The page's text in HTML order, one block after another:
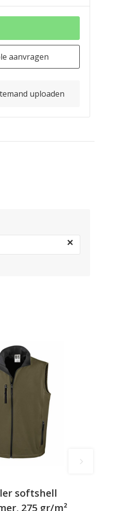
aanvragen
uploaden
×
softshell
275 gr/m²